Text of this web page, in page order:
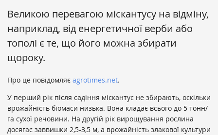
Великою перевагою міскантусу на відміну,
наприклад, від енергетичної верби або
тополі є те, що його можна збирати
щороку.
Про це повідомляє agrotimes.net.
У перший рік після садіння міскантус не збирають, оскільки
врожайність біомаси низька. Вона кладає всього до 5 тонн/
га сухої речовини. На другій рік вирощування рослина
досягає заввишки 2,5-3,5 м, а врожайність злакової культури